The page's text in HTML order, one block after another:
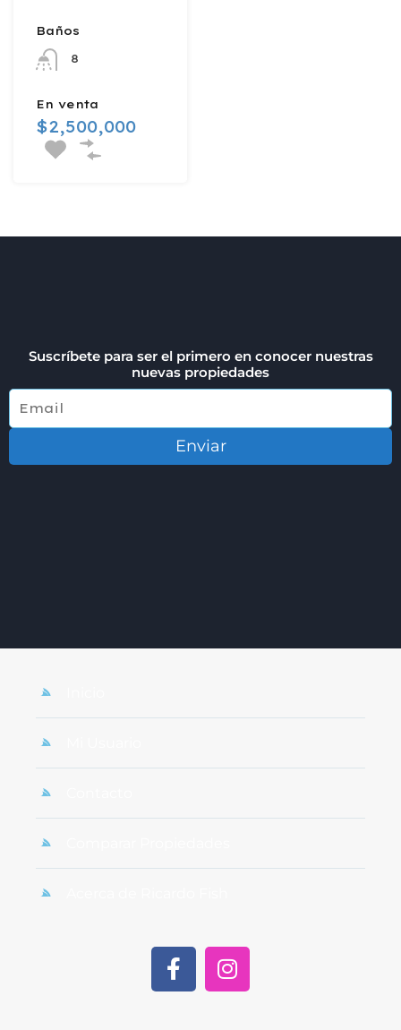
Baños
8
En venta
$2,500,000
Suscríbete para ser el primero en conocer nuestras
nuevas propiedades
Enviar